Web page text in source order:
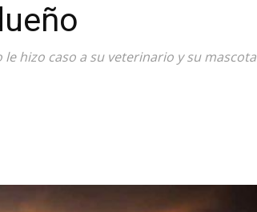
hizo caso a su veterinario y su mascota